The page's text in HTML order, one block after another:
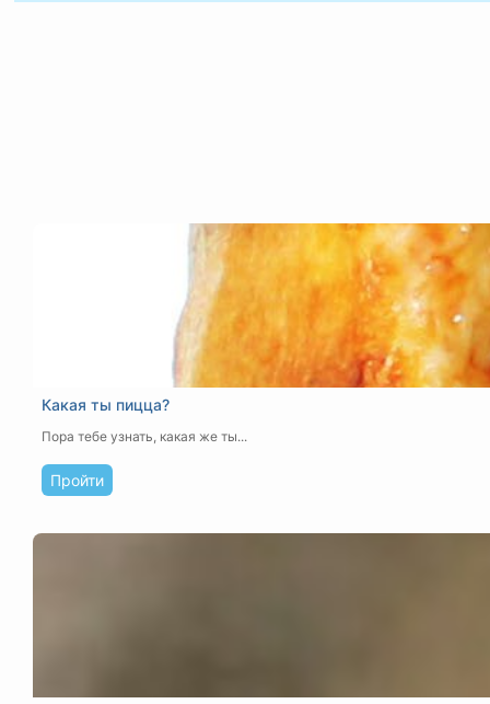
Какая ты пицца?
Пора тебе узнать, какая же ты...
Пройти